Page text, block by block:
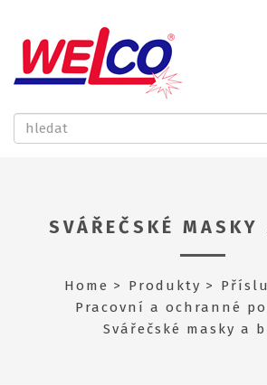
SVÁŘEČSKÉ MASKY
Home Produkty
Pracovní a ochranné
Svářečské masky a